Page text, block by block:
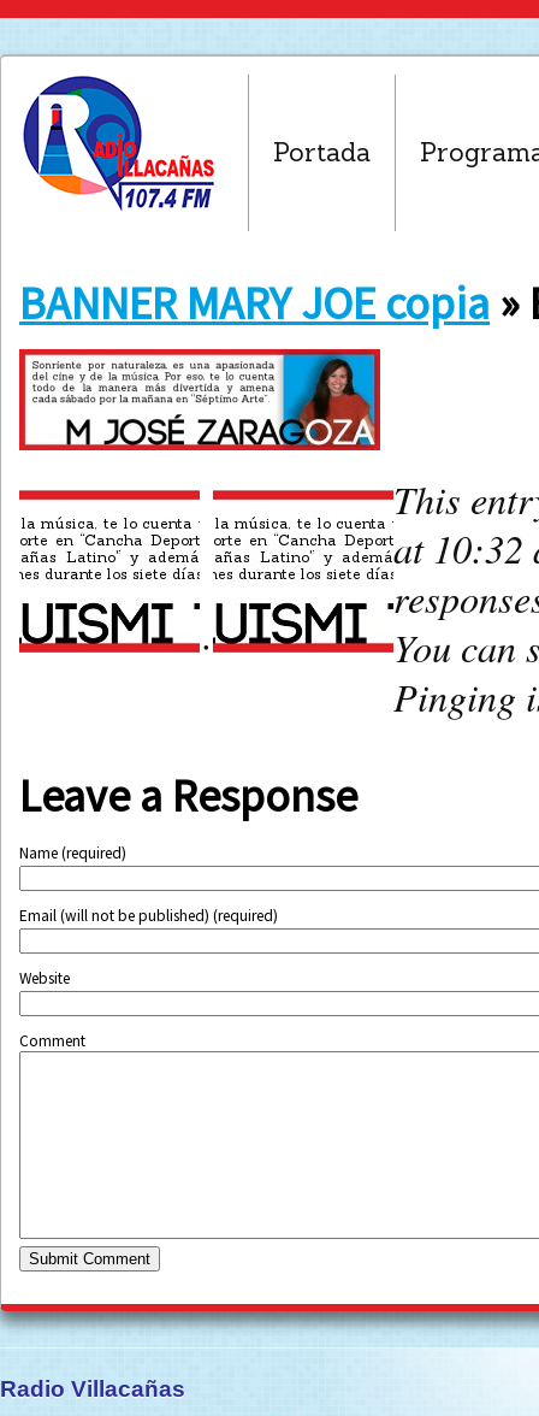
Portada
BANNER MARY JOE copia »
•
This
at 10:32
You can
Pinging
Leave a Response
Name (required)
Email (will not be published) (required)
Website
Comment
Radio Villacañas